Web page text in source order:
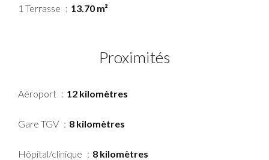
1 Terrasse 13.70 m²
Proximités
Aéroport 12 kilomètres
Gare TGV 8 kilomètres
Hôpital/clinique 8 kilomètres